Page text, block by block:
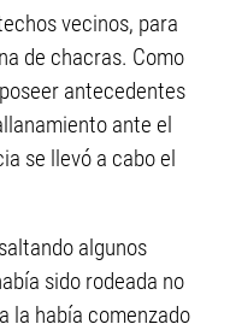
vecinos, para
de chacras. Como
antecedentes
ante el
se llevó a cabo el
algunos
sido rodeada no
la había comenzado